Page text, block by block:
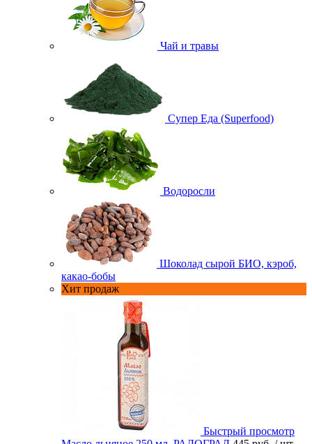
Чай и травы
Супер Еда (Superfood)
Водоросли
Шоколад сырой БИО, кэроб,
какао-бобы
Хит продаж
Быстрый просмотр